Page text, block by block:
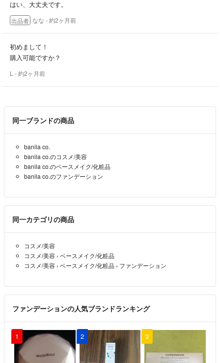
はい、大丈夫です。
出品者 なな - 約2ヶ月前
初めまして！
購入可能ですか？
L - 約2ヶ月前
同一ブランドの商品
banila co.
banila co.のコスメ/美容
banila co.のベースメイク/化粧品
banila co.のファンデーション
同一カテゴリの商品
コスメ/美容
コスメ/美容 › ベースメイク/化粧品
コスメ/美容 › ベースメイク/化粧品 › ファンデーション
ファンデーションの人気ブランドランキング
1 2 3